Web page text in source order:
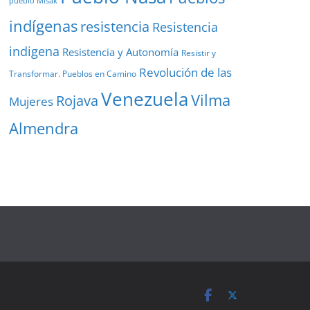
indígenasresistencia Resistencia
indigena Resistencia y Autonomía Resistir y
Transformar. Pueblos en Camino Revolución de las
Mujeres RojavaVenezuelaVilma
Almendra